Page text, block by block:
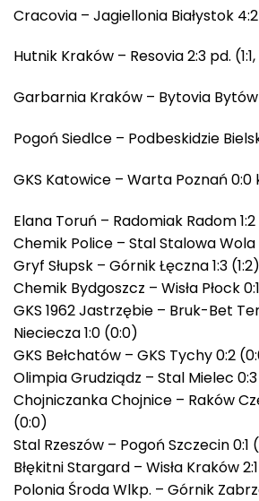
Cracovia – Jagiellonia Białystok 4:2
Hutnik Kraków – Resovia 2:3 pd. (1:1,
Garbarnia Kraków – Bytovia Bytów
Pogoń Siedlce – Podbeskidzie
GKS Katowice – Warta Poznań 0:0
Elana Toruń – Radomiak Radom 1:2
Chemik Police – Stal Stalowa
Gryf Słupsk – Górnik Łęczna 1:3 (1:2)
Chemik Bydgoszcz – Wisła Płock
GKS 1962 Jastrzębie – Bruk-Bet
Nieciecza 1:0 (0:0)
GKS Bełchatów – GKS Tychy 0:2
Olimpia Grudziądz – Stal Mielec 0:3
Chojniczanka Chojnice – Raków
(0:0)
Stal Rzeszów – Pogoń Szczecin 0:1
Błękitni Stargard – Wisła Kraków
Polonia Środa Wlkp. – Górnik